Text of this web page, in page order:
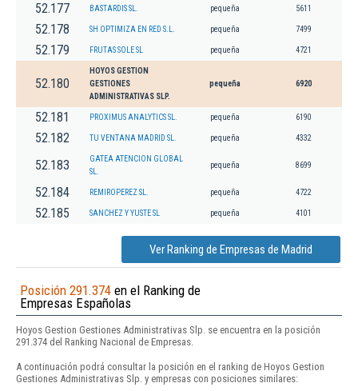
52.177 BASTARDIS SL. pequeña 5611
52.178 SH OPTIMIZA EN RED S.L. pequeña 7499
52.179 FRUTAS SOLE SL pequeña 4721
52.180
HOYOS GESTION
GESTIONES
ADMINISTRATIVAS SLP.
pequeña 6920
52.181 PROXIMUS ANALYTICS SL. pequeña 6190
52.182 TU VENTANA MADRID SL. pequeña 4332
52.183
GATEA ATENCION GLOBAL
SL.
pequeña 8699
52.184 REMIROPEREZ SL. pequeña 4722
52.185 SANCHEZ Y YUSTE SL pequeña 4101
Ver Ranking de Empresas de Madrid
Posición 291.374 en el Ranking de
Empresas Españolas
Hoyos Gestion Gestiones Administrativas Slp. se encuentra en la posición
291.374 del Ranking Nacional de Empresas.
A continuación podrá consultar la posición en el ranking de Hoyos Gestion
Gestiones Administrativas Slp. y empresas con posiciones similares: